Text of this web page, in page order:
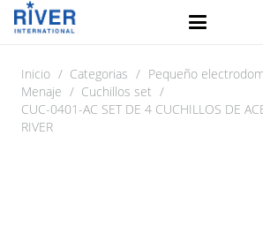
Inicio / Categorias / Pequeño
Menaje / Cuchillos set /
CUC-0401-AC SET DE 4 CUCHILLOS DE
RIVER